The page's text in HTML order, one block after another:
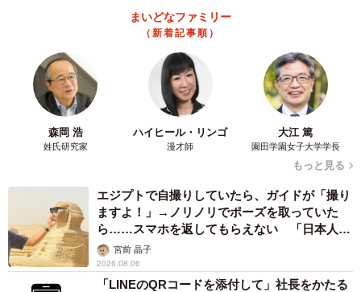
まいどなファミリー
（新着記事順）
森岡 浩
姓氏研究家
ハイヒール・リンゴ
漫才師
大江 篤
園田学園女子大学学長
もっと見る
エジプトで自撮りしていたら、ガイドが「撮り
ますよ！」→ノリノリでポーズを取っていた
ら……スマホを返してもらえない 「日本人は
カモ代表かも」「私は6時間で3万円払った」
宮前 晶子
2026.08.06
「LINEのQRコードを添付して」社長をかたる